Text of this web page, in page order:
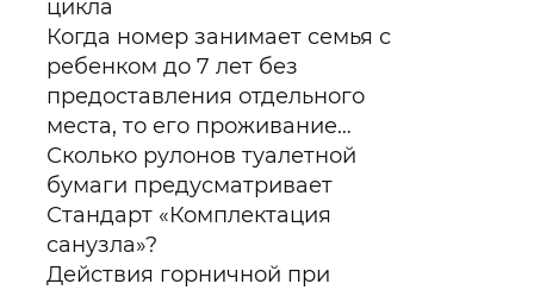
цикла
Когда номер занимает семья с
ребенком до 7 лет без
предоставления отдельного
места, то его проживание…
Сколько рулонов туалетной
бумаги предусматривает
Стандарт «Комплектация
санузла»?
Действия горничной при